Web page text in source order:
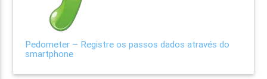
Pedometer – Registre os passos dados através do
smartphone